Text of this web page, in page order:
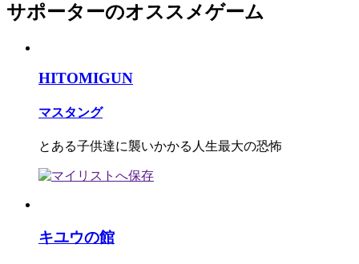
サポーターのオススメゲーム
HITOMIGUN
マスタング
とある子供達に襲いかかる人生最大の恐怖
キユウの館